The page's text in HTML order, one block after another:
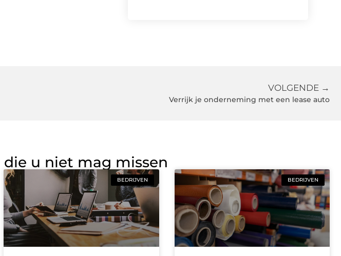
VOLGENDE →
Verrijk je onderneming met een lease auto
die u niet mag missen
BEDRIJVEN BEDRIJVEN